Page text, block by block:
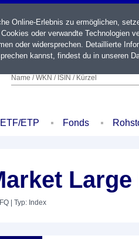
Name / WKN / ISIN / Kürzel
ETF/ETP Fonds
| Typ: Index
Online-Erlebnis zu ermöglichen,
oder verwandte Technologien
oder widersprechen. Detaillierte
kannst, findest du in unseren